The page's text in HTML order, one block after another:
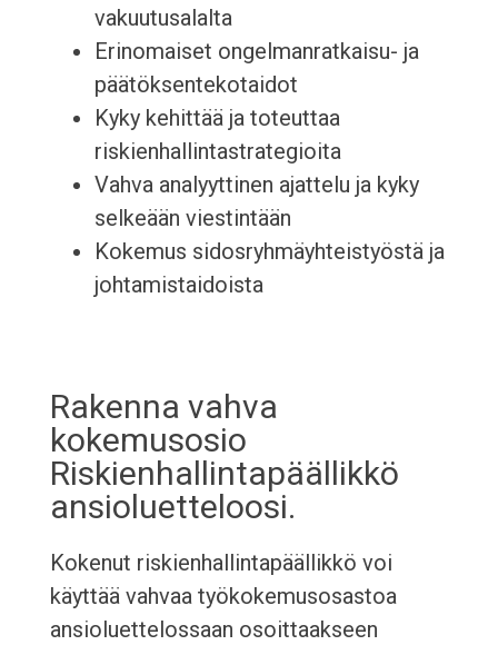
vakuutusalalta
Erinomaiset ongelmanratkaisu- ja
päätöksentekotaidot
Kyky kehittää ja toteuttaa
riskienhallintastrategioita
Vahva analyyttinen ajattelu ja kyky
selkeään viestintään
Kokemus sidosryhmäyhteistyöstä ja
johtamistaidoista
Rakenna vahva
kokemusosio
Riskienhallintapäällikkö
ansioluetteloosi.
Kokenut riskienhallintapäällikkö voi
käyttää vahvaa työkokemusosastoa
ansioluettelossaan osoittaakseen